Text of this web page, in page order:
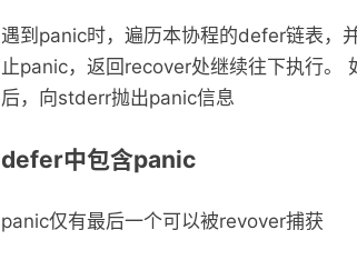
遇到panic时，遍历本协程的defer链表，
止panic，返回recover处继续往下执行。
后，向stderr抛出panic信息
defer中包含panic
panic仅有最后一个可以被revover捕获